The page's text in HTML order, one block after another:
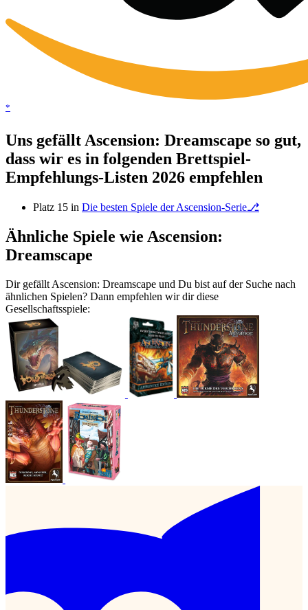
*
Uns gefällt Ascension: Dreamscape so gut,
dass wir es in folgenden Brettspiel-
Empfehlungs-Listen 2026 empfehlen
Platz 15 in Die besten Spiele der Ascension-Serie⎇
Ähnliche Spiele wie Ascension:
Dreamscape
Dir gefällt Ascension: Dreamscape und Du bist auf der Suche nach
ähnlichen Spielen? Dann empfehlen wir dir diese
Gesellschaftsspiele: